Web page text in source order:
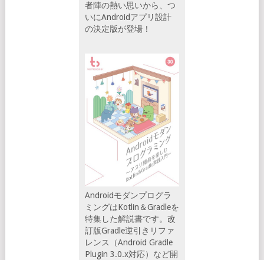
者陣の熱い思いから、つ
いにAndroidアプリ設計
の決定版が登場！
Androidモダンプログラ
ミングはKotlin＆Gradleを
特集した解説書です。改
訂版Gradle逆引きリファ
レンス（Android Gradle
Plugin 3.0.x対応）など開